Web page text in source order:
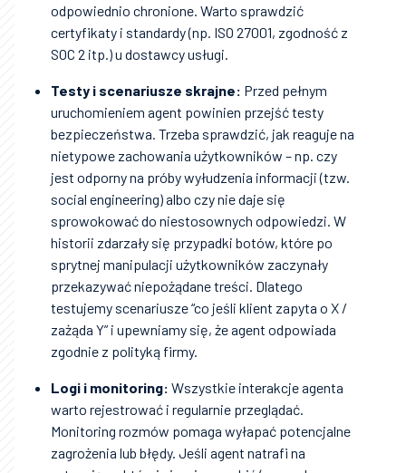
odpowiednio chronione. Warto sprawdzić
certyfikaty i standardy (np. ISO 27001, zgodność z
SOC 2 itp.) u dostawcy usługi.
Testy i scenariusze skrajne: Przed pełnym
uruchomieniem agent powinien przejść testy
bezpieczeństwa. Trzeba sprawdzić, jak reaguje na
nietypowe zachowania użytkowników – np. czy
jest odporny na próby wyłudzenia informacji (tzw.
social engineering) albo czy nie daje się
sprowokować do niestosownych odpowiedzi. W
historii zdarzały się przypadki botów, które po
sprytnej manipulacji użytkowników zaczynały
przekazywać niepożądane treści. Dlatego
testujemy scenariusze “co jeśli klient zapyta o X /
zażąda Y” i upewniamy się, że agent odpowiada
zgodnie z polityką firmy.
Logi i monitoring: Wszystkie interakcje agenta
warto rejestrować i regularnie przeglądać.
Monitoring rozmów pomaga wyłapać potencjalne
zagrożenia lub błędy. Jeśli agent natrafi na